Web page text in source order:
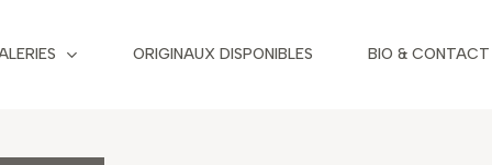
ORIGINAUX DISPONIBLES BIO & CONTACT